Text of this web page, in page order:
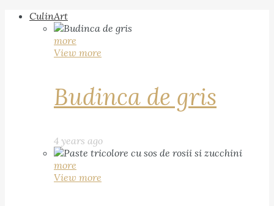
CulinArt
more
View more
Budinca de gris
4 years ago
more
View more